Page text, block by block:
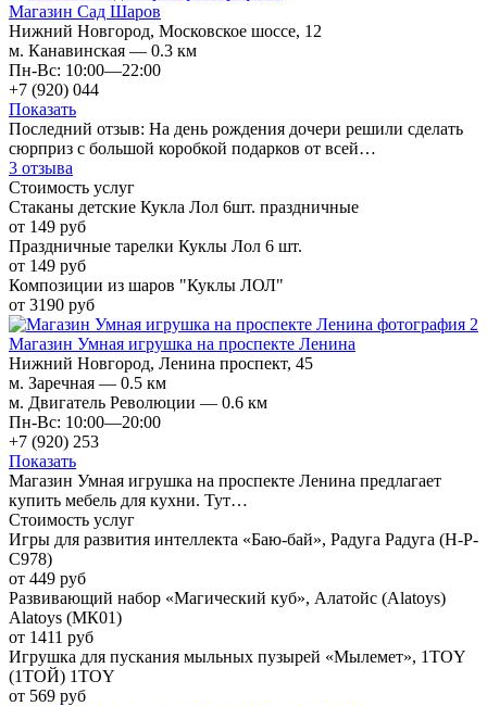
Магазин Сад Шаров
Нижний Новгород, Московское шоссе, 12
м. Канавинская — 0.3 км
Пн-Вс: 10:00—22:00
+7 (920) 044
Показать
Последний отзыв: На день рождения дочери решили сделать
сюрприз с большой коробкой подарков от всей…
3 отзыва
Стоимость услуг
Стаканы детские Кукла Лол 6шт. праздничные
от 149 руб
Праздничные тарелки Куклы Лол 6 шт.
от 149 руб
Композиции из шаров "Куклы ЛОЛ"
от 3190 руб
Магазин Умная игрушка на проспекте Ленина
Нижний Новгород, Ленина проспект, 45
м. Заречная — 0.5 км
м. Двигатель Революции — 0.6 км
Пн-Вс: 10:00—20:00
+7 (920) 253
Показать
Магазин Умная игрушка на проспекте Ленина предлагает
купить мебель для кухни. Тут…
Стоимость услуг
Игры для развития интеллекта «Баю-бай», Радуга Радуга (Н-Р-
С978)
от 449 руб
Развивающий набор «Магический куб», Алатойс (Alatoys)
Alatoys (МК01)
от 1411 руб
Игрушка для пускания мыльных пузырей «Мылемет», 1TOY
(1ТОЙ) 1TOY
от 569 руб